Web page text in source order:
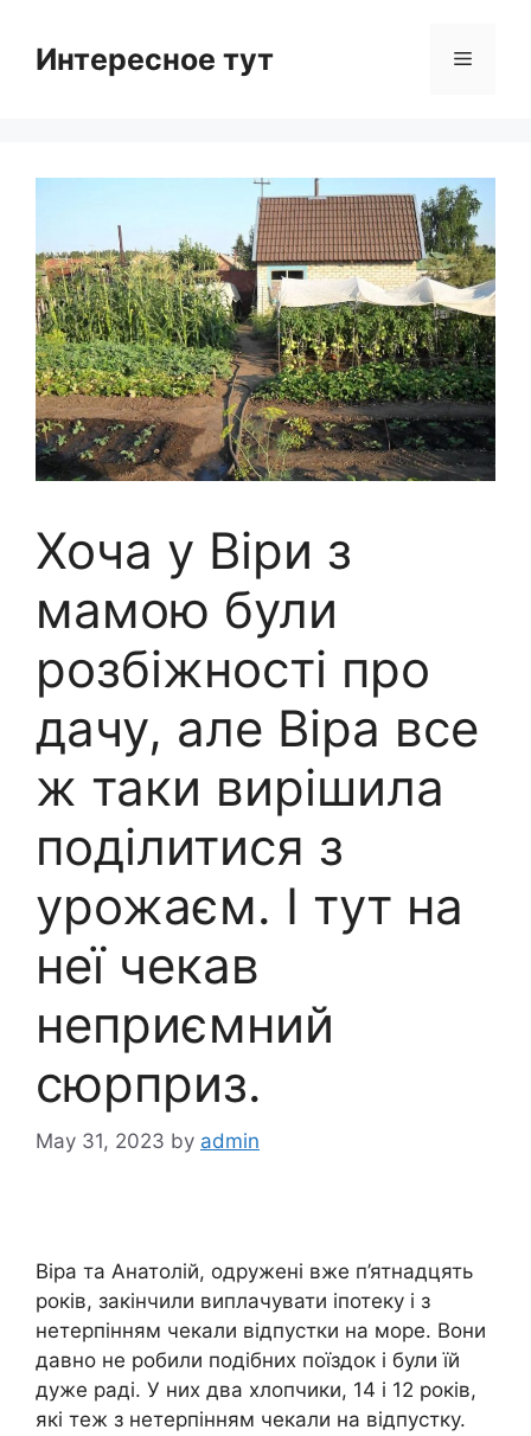
contentИнтересное тут Menu
Хоча у Віри з
мамою були
розбіжності про
дачу, але Віра все
ж таки вирішила
поділитися з
урожаєм. І тут на
неї чекав
неприємний
сюрприз.
May 31, 2023 by admin
Віра та Анатолій, одружені вже п’ятнадцять
років, закінчили виплачувати іпотеку і з
нетерпінням чекали відпустки на море. Вони
давно не робили подібних поїздок і були їй
дуже раді. У них два хлопчики, 14 і 12 років,
які теж з нетерпінням чекали на відпустку.